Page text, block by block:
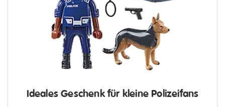
Ideales Geschenk für kleine Polizeifans